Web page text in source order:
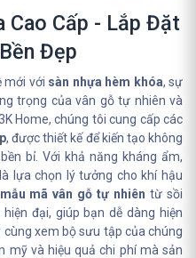
Cao Cấp - Lắp Đặt
Đẹp
mới với sàn nhựa hèm khóa, sự
trọng của vân gỗ tự nhiên và
Home, chúng tôi cung cấp các
, được thiết kế để kiến tạo không
bỉ. Với khả năng kháng ẩm,
lựa chọn lý tưởng cho khí hậu
mã vân gỗ tự nhiên từ sồi
đại, giúp bạn dễ dàng hiện
xem bộ sưu tập của chúng
mỹ và hiệu quả chi phí mà sản